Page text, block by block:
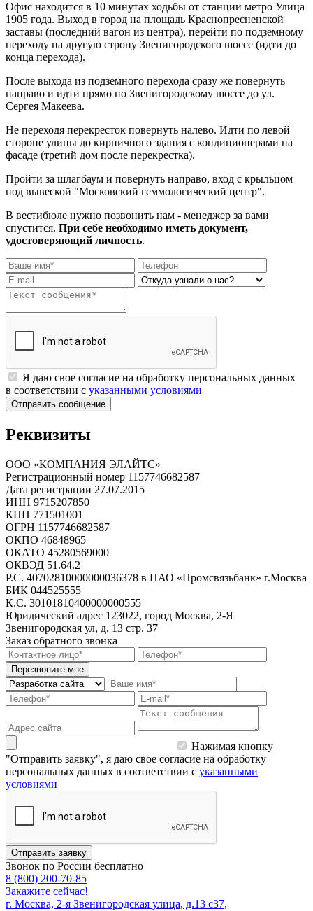
Офис находится в 10 минутах ходьбы от станции метро Улица
1905 года. Выход в город на площадь Краснопресненской
заставы (последний вагон из центра), перейти по подземному
переходу на другую строну Звенигородского шоссе (идти до
конца перехода).
После выхода из подземного перехода сразу же повернуть
направо и идти прямо по Звенигородскому шоссе до ул.
Сергея Макеева.
Не переходя перекресток повернуть налево. Идти по левой
стороне улицы до кирпичного здания с кондиционерами на
фасаде (третий дом после перекрестка).
Пройти за шлагбаум и повернуть направо, вход с крыльцом
под вывеской "Московский геммологический центр".
В вестибюле нужно позвонить нам - менеджер за вами
спустится. При себе необходимо иметь документ,
удостоверяющий личность.
Я даю свое согласие на обработку персональных данных
в соответствии с указанными условиями
Отправить сообщение
Реквизиты
ООО «КОМПАНИЯ ЭЛАЙТС»
Регистрационный номер 1157746682587
Дата регистрации 27.07.2015
ИНН 9715207850
КПП 771501001
ОГРН 1157746682587
ОКПО 46848965
ОКАТО 45280569000
ОКВЭД 51.64.2
Р.С. 40702810000000036378 в ПАО «Промсвязьбанк» г.Москва
БИК 044525555
К.С. 30101810400000000555
Юридический адрес 123022, город Москва, 2-Я
Звенигородская ул, д. 13 стр. 37
Заказ обратного звонка
Перезвоните мне
Нажимая кнопку
"Отправить заявку", я даю свое согласие на обработку
персональных данных в соответствии с указанными
условиями
Отправить заявку
Звонок по России бесплатно
8 (800) 200-70-85
Закажите сейчас!
г. Москва, 2-я Звенигородская улица, д.13 с37,